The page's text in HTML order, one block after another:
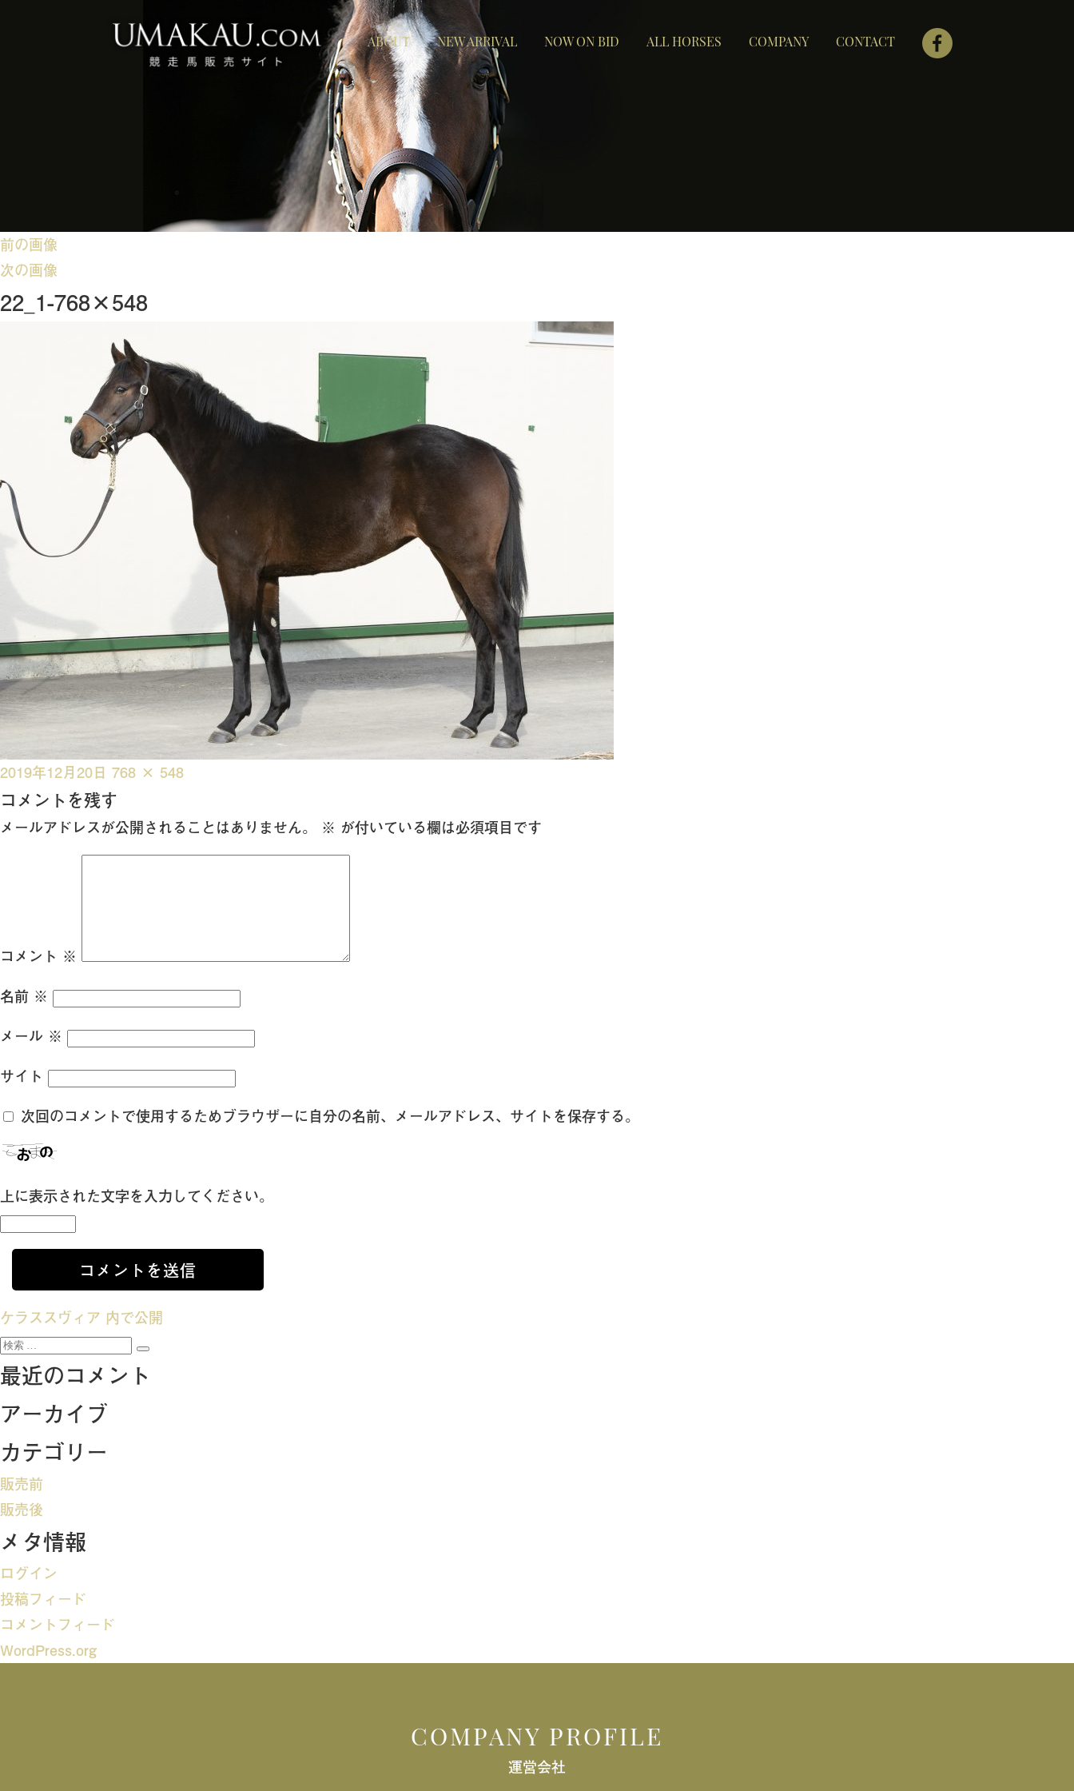
ABOUT NEW ARRIVAL NOW ON BID ALL HORSES COMPANY CONTACT
前の画像
次の画像
22_1-768×548
投
稿
日:
2019年12月20日 フ
ル
サ
768 × 548
コメントを残す
メールアドレスが公開されることはありません。 ※ が付いている欄は必須項目です
コメント ※
名前 ※
メール ※
サイト
次回のコメントで使用するためブラウザーに自分の名前、メールアドレス、サイトを保存する。
上に表示された文字を入力してください。
投
稿
ナ
ビ
ゲ
ー
シ
ョ
ン
ケラススヴィア 内で公開
検
索:
検
最近のコメント
アーカイブ
カテゴリー
販売前
販売後
メタ情報
ログイン
投稿フィード
コメントフィード
WordPress.org
COMPANY PROFILE
運営会社